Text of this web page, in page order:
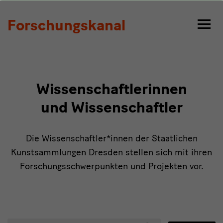
Forschungskanal
Wissenschaftlerinnen
und Wissenschaftler
Die Wissenschaftler*innen der Staatlichen
Kunstsammlungen Dresden stellen sich mit ihren
Forschungsschwerpunkten und Projekten vor.